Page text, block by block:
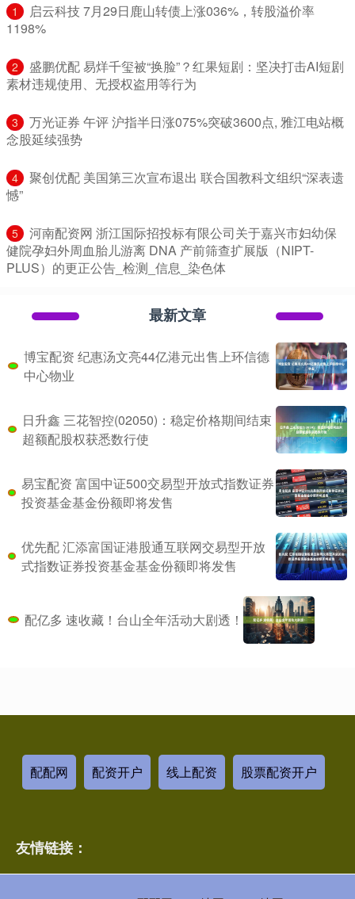
1
​启云科技 7月29日鹿山转债上涨036%，转股溢价率
1198%
2
​盛鹏优配 易烊千玺被“换脸”？红果短剧：坚决打击AI短剧
素材违规使用、无授权盗用等行为
3
​万光证券 午评 沪指半日涨075%突破3600点, 雅江电站概
念股延续强势
4
​聚创优配 美国第三次宣布退出 联合国教科文组织“深表遗
憾”
5
​河南配资网 浙江国际招投标有限公司关于嘉兴市妇幼保
健院孕妇外周血胎儿游离 DNA 产前筛查扩展版（NIPT-
PLUS）的更正公告_检测_信息_染色体
最新文章
博宝配资 纪惠汤文亮44亿港元出售上环信德
中心物业
日升鑫 三花智控(02050)：稳定价格期间结束
超额配股权获悉数行使
易宝配资 富国中证500交易型开放式指数证券
投资基金基金份额即将发售
优先配 汇添富国证港股通互联网交易型开放
式指数证券投资基金基金份额即将发售
配亿多 速收藏！台山全年活动大剧透！
配配网 配资开户 线上配资 股票配资开户
友情链接：